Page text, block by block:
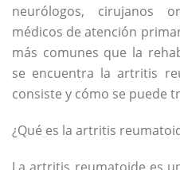
neurólogos, cirujanos
médicos de atención
más comunes que la
se encuentra la artritis
consiste y cómo se puede
¿Qué es la artritis